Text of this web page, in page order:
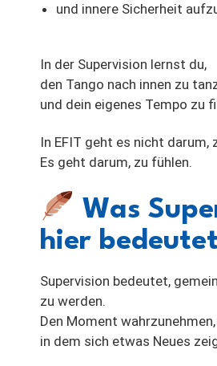
und innere Sicherheit
In der Supervision lernst du,
den Tango nach innen zu
und dein eigenes Tempo zu
In EFIT geht es nicht darum,
Es geht darum, zu fühlen.
Was
hier bedeutet
Supervision bedeutet,
zu werden.
Den Moment wahrzunehmen,
in dem sich etwas Neues